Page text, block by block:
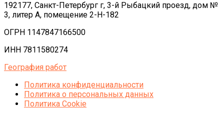
192177, Санкт-Петербург г, 3-й Рыбацкий проезд, дом №
3, литер А, помещение 2-Н-182
ОГРН 1147847166500
ИНН 7811580274
География работ
Политика конфиденциальности
Политика o персональных данных
Политика Cookie